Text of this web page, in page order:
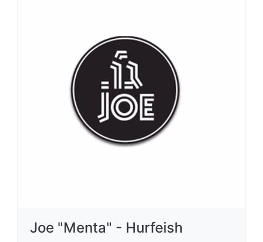
Joe "Menta" - Hurfeish